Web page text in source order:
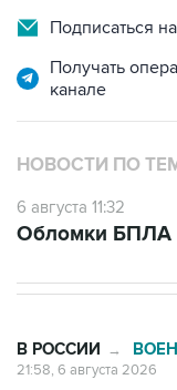
Подписаться
Получать
канале
НОВОСТИ ПО
6 августа 11:32
Обломки БПЛА
В РОССИИ →
21:58, 6 августа 2026